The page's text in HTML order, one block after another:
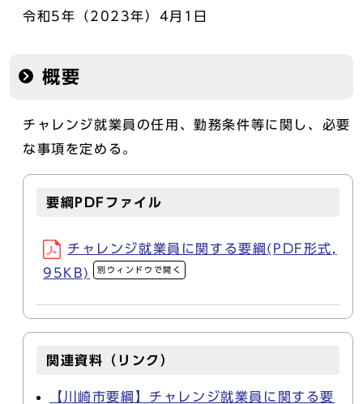
令和5年（2023年）4月1日
概要
チャレンジ就業員の任用、勤務条件等に関し、必要
な事項を定める。
要綱PDFファイル
チャレンジ就業員に関する要綱(PDF形式,
95KB)
別ウィンドウで開く
関連資料（リンク）
【川崎市要綱】チャレンジ就業員に関する要